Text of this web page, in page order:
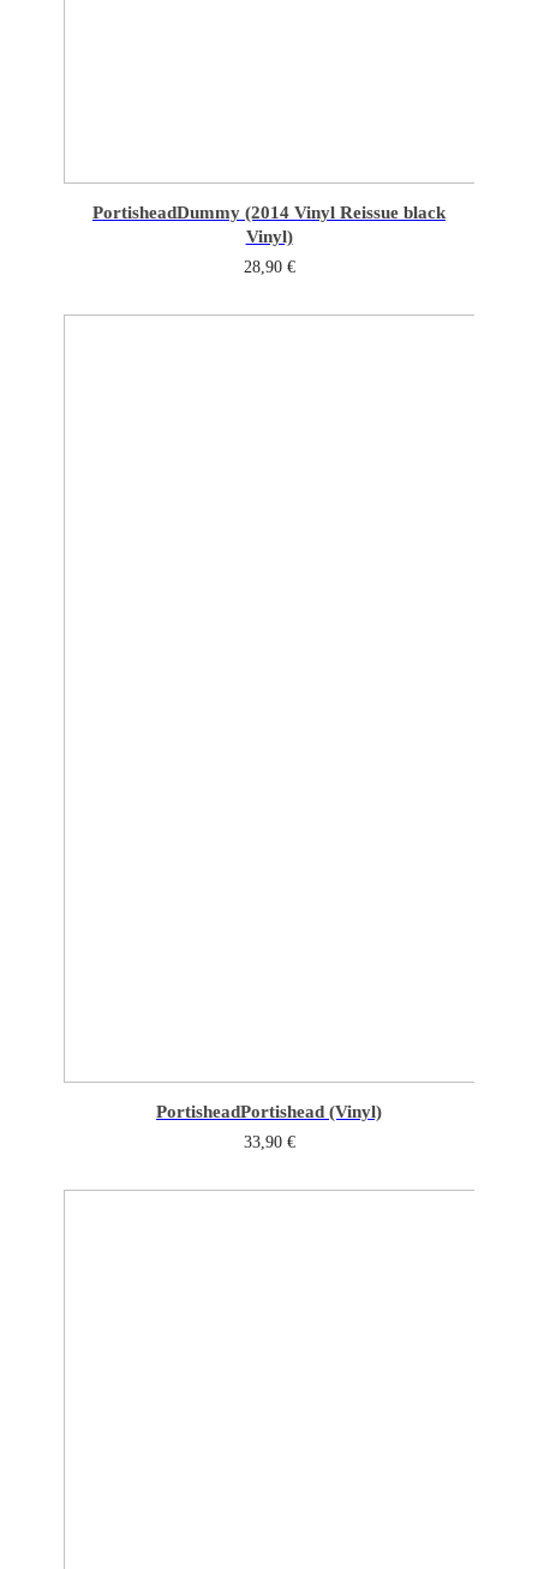
PortisheadDummy (2014 Vinyl Reissue black
Vinyl)
28,90 €
PortisheadPortishead (Vinyl)
33,90 €